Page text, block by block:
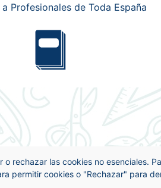
Profesionales de Toda España
rechazar las cookies no esenciales.
permitir cookies o "Rechazar" para